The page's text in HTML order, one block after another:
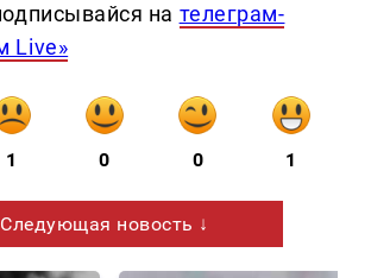
на телеграм-
Live»
1 0 0 1
Следующая новость ↓